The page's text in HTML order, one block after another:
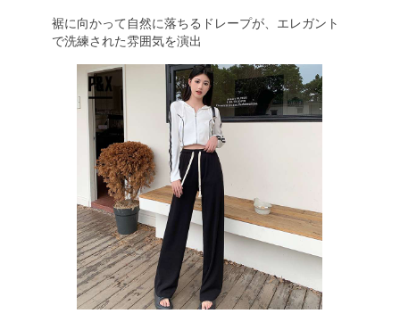
裾に向かって自然に落ちるドレープが、エレガント
で洗練された雰囲気を演出